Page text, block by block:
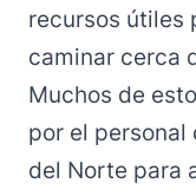
recursos útiles
caminar cerca
Muchos de
por el personal
del Norte para